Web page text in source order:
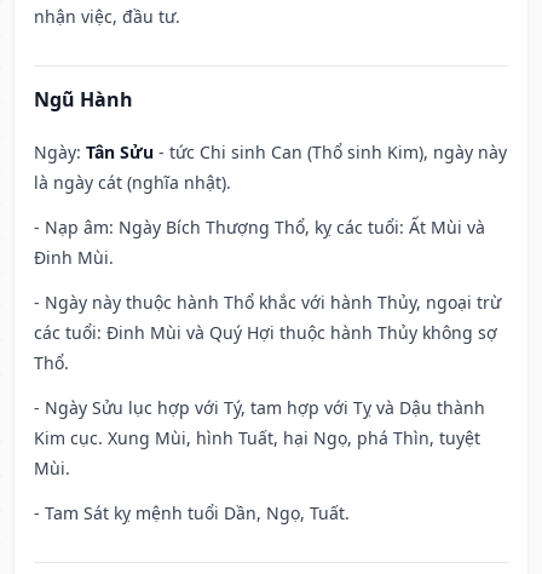
nhận việc, đầu tư.
Ngũ Hành
Ngày: Tân Sửu - tức Chi sinh Can (Thổ sinh Kim), ngày này
là ngày cát (nghĩa nhật).
- Nạp âm: Ngày Bích Thượng Thổ, kỵ các tuổi: Ất Mùi và
Đinh Mùi.
- Ngày này thuộc hành Thổ khắc với hành Thủy, ngoại trừ
các tuổi: Đinh Mùi và Quý Hợi thuộc hành Thủy không sợ
Thổ.
- Ngày Sửu lục hợp với Tý, tam hợp với Tỵ và Dậu thành
Kim cục. Xung Mùi, hình Tuất, hại Ngọ, phá Thìn, tuyệt
Mùi.
- Tam Sát kỵ mệnh tuổi Dần, Ngọ, Tuất.